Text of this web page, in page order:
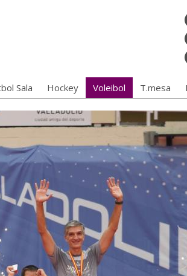
Sala Hockey Voleibol T.mesa